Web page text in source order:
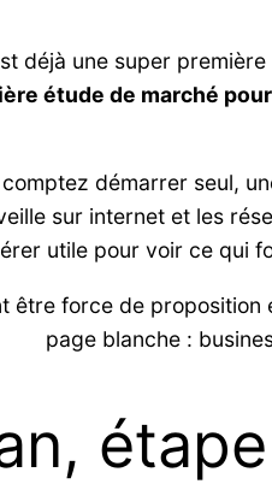
déjà une super
étude de marché
démarrer seul,
sur internet et les
utile pour voir ce qui
être force de proposition
page blanche :